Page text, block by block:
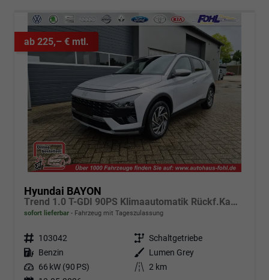
ab 225,– € mtl.
Hyundai BAYON
Trend 1.0 T-GDI 90PS Klimaautomatik Rückf.Kamera Parksensoren Sitzheizung Lenkradheizung Bluetooth Touchscreen Tempomat Apple CarPlay + Android Auto 16"LM
sofort lieferbar Fahrzeug mit Tageszulassung
Fahrzeugnr. 103042 Getriebe Schaltgetriebe
Kraftstoff Benzin Außenfarbe
Lumen Grey
Leistung 66 kW (90 PS) Kilometerstand 2 km